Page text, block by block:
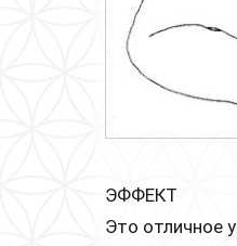
ЭФФЕКТ
Это отличное